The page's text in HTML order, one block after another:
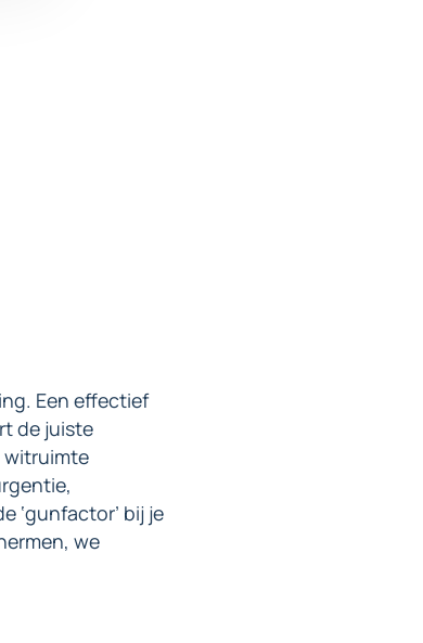
Een effectief
de juiste
witruimte
‘gunfactor’ bij je
we